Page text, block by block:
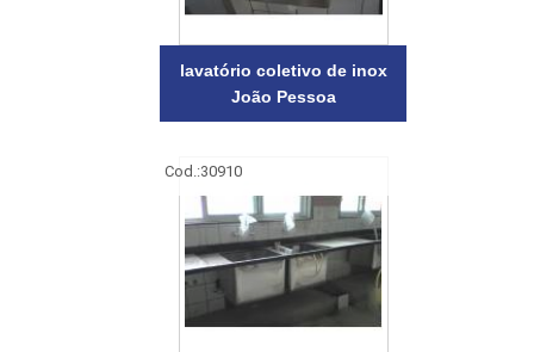
lavatório coletivo de inox
João Pessoa
Cod.:30910